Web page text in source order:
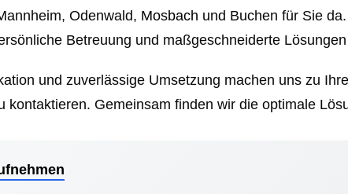
Odenwald, Mosbach und Buchen für Sie
Betreuung und maßgeschneiderte
und zuverlässige Umsetzung machen uns zu
kontaktieren. Gemeinsam finden wir die optimale